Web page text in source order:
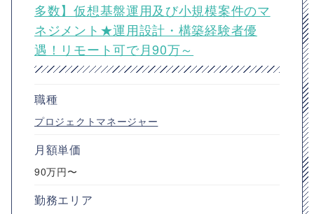
多数】仮想基盤運用及び小規模案件のマ
ネジメント★運用設計・構築経験者優
遇！リモート可で月90万～
職種
プロジェクトマネージャー
月額単価
90万円〜
勤務エリア